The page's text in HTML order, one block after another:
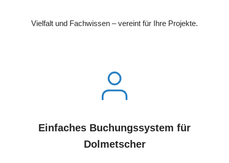
Vielfalt und Fachwissen – vereint für Ihre Projekte.
Einfaches Buchungssystem für
Dolmetscher